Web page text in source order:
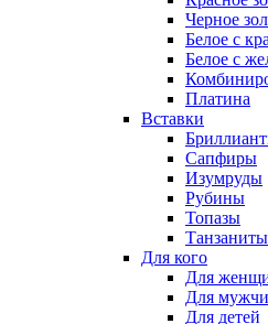
Черное
Белое с
Белое с
Платина
Вставки
Сапфиры
Изумруды
Рубины
Топазы
Танзаниты
Для кого
Для
Для
Для детей